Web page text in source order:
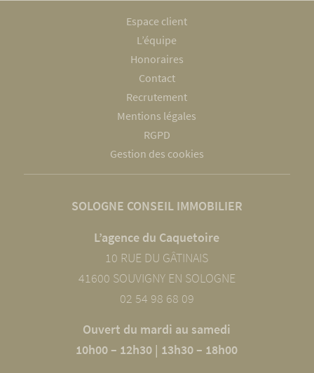
Espace client
L’équipe
Honoraires
Contact
Recrutement
Mentions légales
RGPD
Gestion des cookies
SOLOGNE CONSEIL IMMOBILIER
L’agence du Caquetoire
10 RUE DU GÂTINAIS
41600 SOUVIGNY EN SOLOGNE
02 54 98 68 09
Ouvert du mardi au samedi
10h00 – 12h30 | 13h30 – 18h00